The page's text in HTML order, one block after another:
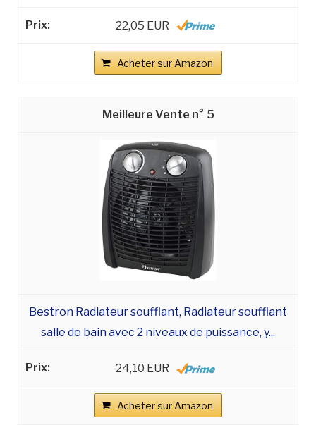
22,05 EUR
Acheter sur Amazon
5
Bestron Radiateur soufflant, Radiateur soufflant
salle de bain avec 2 niveaux de puissance, y...
24,10 EUR
Acheter sur Amazon